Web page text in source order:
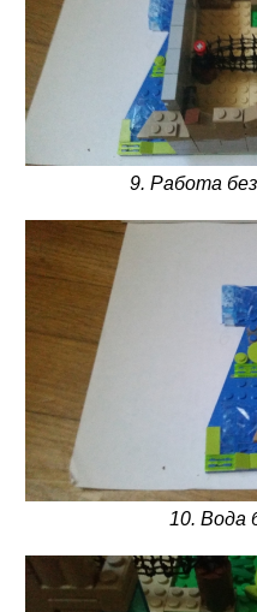
9. Работа
10. Вода